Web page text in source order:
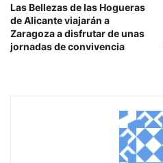
Las Bellezas de las Hogueras
de Alicante viajarán a
Zaragoza a disfrutar de unas
jornadas de convivencia